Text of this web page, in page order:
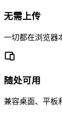
无需上传
一切都在浏览器
随处可用
兼容桌面、平板